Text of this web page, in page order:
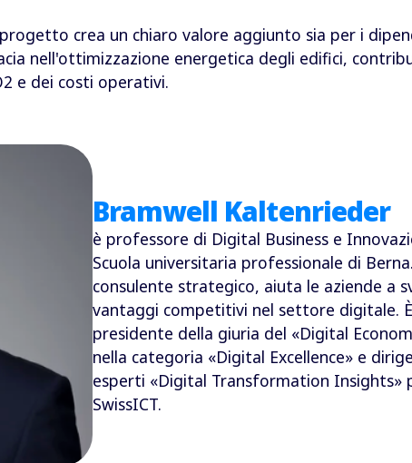
crea un chiaro valore aggiunto sia per i
nell'ottimizzazione energetica degli edifici,
e dei costi operativi.
Bramwell Kaltenrieder
è professore di Digital Business e
Scuola universitaria professionale di
consulente strategico, aiuta le aziende a
vantaggi competitivi nel settore digitale.
presidente della giuria del «Digital
nella categoria «Digital Excellence» e
esperti «Digital Transformation Insights»
SwissICT.